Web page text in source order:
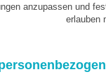
anzupassen und
erlauben